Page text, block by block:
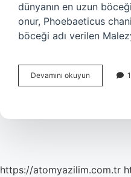
dünyanın en uzun
onur, Phoebaeticus
böceği adı verilen
Devamını okuyun
Büyük
https://atomyazilim.com.tr